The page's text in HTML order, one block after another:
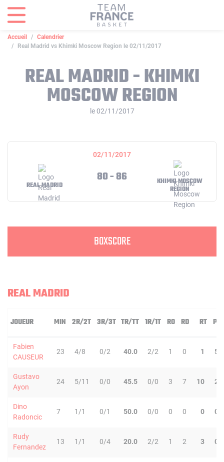
Accueil
Calendrier
Real Madrid vs Khimki Moscow Region le 02/11/2017
REAL MADRID - KHIMKI
MOSCOW REGION
le 02/11/2017
02/11/2017
REAL MADRID
80 - 86
KHIMKI MOSCOW
REGION
BOXSCORE
REAL MADRID
JOUEUR MIN 2R/2T 3R/3T TR/TT 1R/1T RO RD RT PD
Fabien
CAUSEUR
23 4/8 0/2 40.0 2/2 1 0 1 5
Gustavo
Ayon
24 5/11 0/0 45.5 0/0 3 7 10 2
Dino
Radoncic
7 1/1 0/1 50.0 0/0 0 0 0 0
Rudy
Fernandez
13 1/1 0/4 20.0 2/2 1 2 3 0
Panneau de gestion des cookies